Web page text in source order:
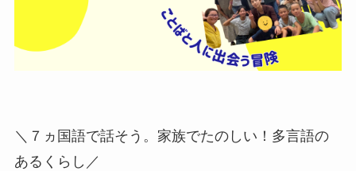
＼７ヵ国語で話そう。家族でたのしい！多言語の
あるくらし／